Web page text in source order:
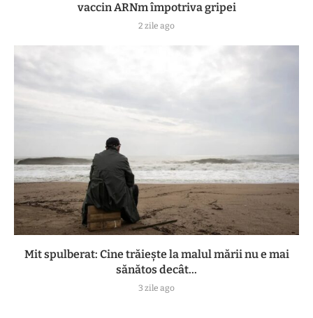
vaccin ARNm împotriva gripei
2 zile ago
Mit spulberat: Cine trăiește la malul mării nu e mai
sănătos decât...
3 zile ago